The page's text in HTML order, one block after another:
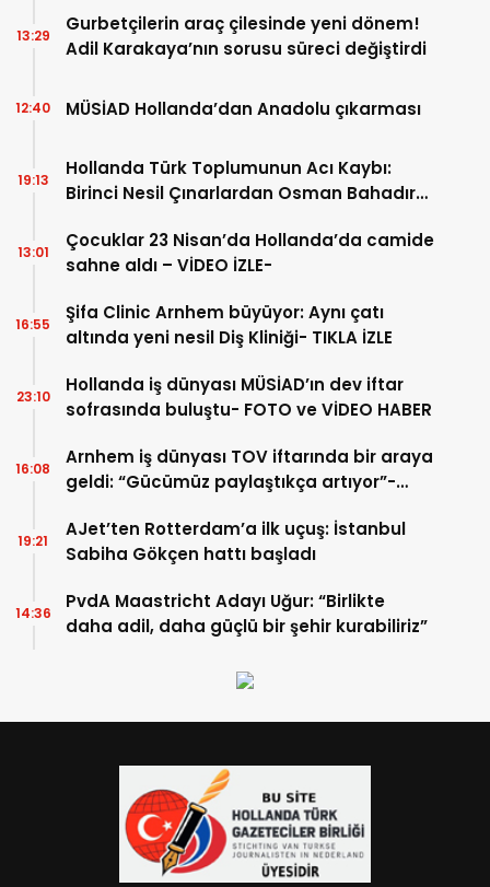
Gurbetçilerin araç çilesinde yeni dönem!
Adil Karakaya’nın sorusu süreci değiştirdi
13:29
MÜSİAD Hollanda’dan Anadolu çıkarması
12:40
Hollanda Türk Toplumunun Acı Kaybı:
Birinci Nesil Çınarlardan Osman Bahadır
19:13
Çocuklar 23 Nisan’da Hollanda’da camide
sahne aldı – VİDEO İZLE-
13:01
Şifa Clinic Arnhem büyüyor: Aynı çatı
altında yeni nesil Diş Kliniği- TIKLA İZLE
16:55
Hollanda iş dünyası MÜSİAD’ın dev iftar
sofrasında buluştu- FOTO ve VİDEO HABER
23:10
Arnhem iş dünyası TOV iftarında bir araya
geldi: “Gücümüz paylaştıkça artıyor”-
16:08
AJet’ten Rotterdam’a ilk uçuş: İstanbul
Sabiha Gökçen hattı başladı
19:21
PvdA Maastricht Adayı Uğur: “Birlikte
daha adil, daha güçlü bir şehir kurabiliriz”
14:36